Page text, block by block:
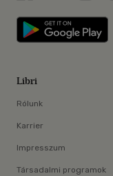
Libri
Rólunk
Karrier
Impresszum
Társadalmi programok